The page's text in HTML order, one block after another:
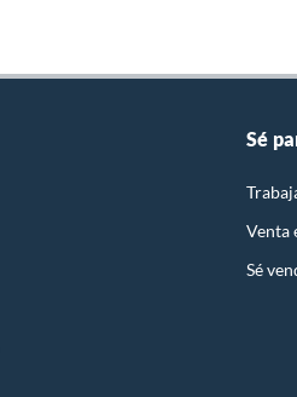
Sé
Venta
Sé